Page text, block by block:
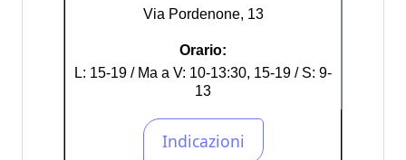
Via Pordenone, 13
Orario:
L: 15-19 / Ma a V: 10-13:30, 15-19 / S: 9-
13